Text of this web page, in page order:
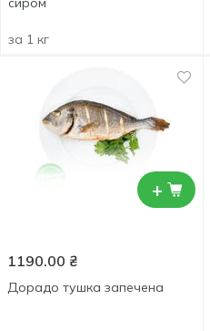
за 1 кг
+
1190.00 ₴
Дорадо тушка запечена